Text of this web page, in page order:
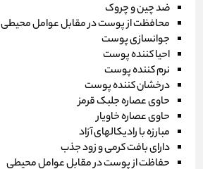
ضد چین و چروک
محافظت از پوست در مقابل عوامل محیطی
جوانسازی پوست
احیا کننده پوست
نرم کننده پوست
درخشان کننده پوست
حاوی عصاره جلبک قرمز
حاوی عصاره خاویار
مبارزه با رادیکالهای آزاد
دارای بافت کرمی و زود جذب
حفاظت از پوست در مقابل عوامل محیطی